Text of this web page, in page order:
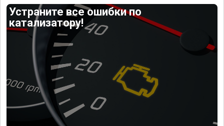
Устраните все ошибки по
катализатору!